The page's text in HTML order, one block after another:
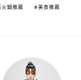
火鍋推薦 美食推薦